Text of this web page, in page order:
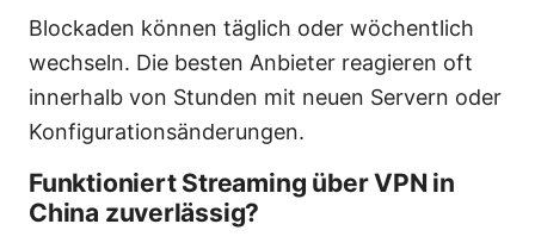
Blockaden können täglich oder wöchentlich
wechseln. Die besten Anbieter reagieren oft
innerhalb von Stunden mit neuen Servern oder
Konfigurationsänderungen.
Funktioniert Streaming über VPN in
China zuverlässig?